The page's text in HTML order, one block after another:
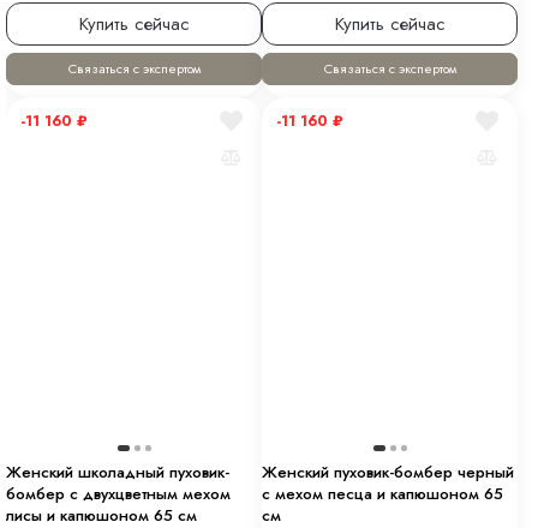
Купить сейчас
Связаться с экспертом
Купить сейчас
Связаться с экспертом
-11 160 ₽
Женский школадный пуховик-
бомбер с двухцветным мехом
лисы и капюшоном 65 см
-11 160 ₽
Женский пуховик-бомбер черный
с мехом песца и капюшоном 65
см